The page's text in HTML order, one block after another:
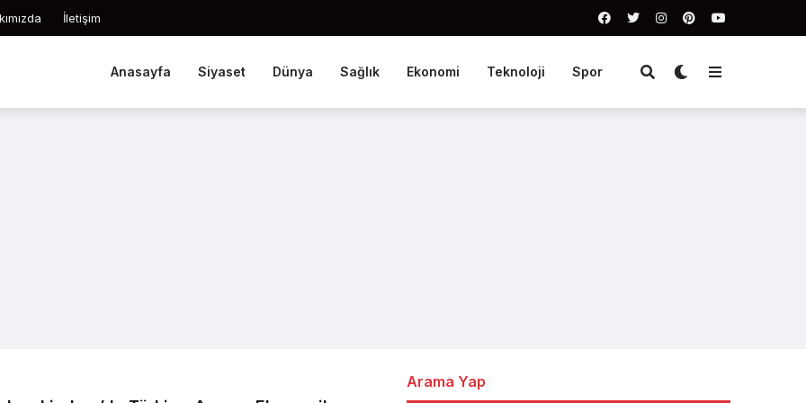
İletişim
Anasayfa Siyaset Dünya Sağlık Ekonomi Teknoloji Spor
Arama Yap